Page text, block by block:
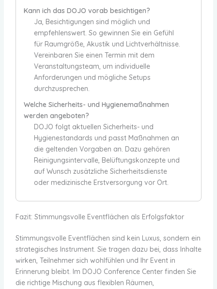
Kann ich das DOJO vorab besichtigen?
Ja, Besichtigungen sind möglich und
empfehlenswert. So gewinnen Sie ein Gefühl
für Raumgröße, Akustik und Lichtverhältnisse.
Vereinbaren Sie einen Termin mit dem
Veranstaltungsteam, um individuelle
Anforderungen und mögliche Setups
durchzusprechen.
Welche Sicherheits- und Hygienemaßnahmen
werden angeboten?
DOJO folgt aktuellen Sicherheits- und
Hygienestandards und passt Maßnahmen an
die geltenden Vorgaben an. Dazu gehören
Reinigungsintervalle, Belüftungskonzepte und
auf Wunsch zusätzliche Sicherheitsdienste
oder medizinische Erstversorgung vor Ort.
Fazit: Stimmungsvolle Eventflächen als Erfolgsfaktor
Stimmungsvolle Eventflächen sind kein Luxus, sondern ein
strategisches Instrument. Sie tragen dazu bei, dass Inhalte
wirken, Teilnehmer sich wohlfühlen und Ihr Event in
Erinnerung bleibt. Im DOJO Conference Center finden Sie
die richtige Mischung aus flexiblen Räumen,